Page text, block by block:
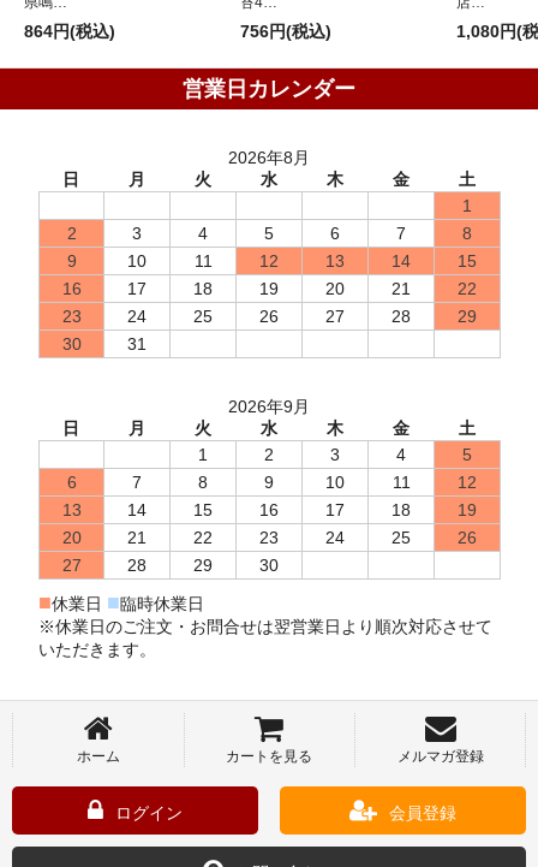
864円(税込) 756円(税込) 1,080円(
営業日カレンダー
2026年8月
日
月 火 水 木 金
土
1
2
3 4 5 6 7
8
9
10 11 12 13 14
15
16
17 18 19 20 21
22
23
24 25 26 27 28
29
30
31
2026年9月
日
月 火 水 木 金
土
1
2 3 4
5
6
7 8 9 10 11
12
13
14 15 16 17 18
19
20
21 22 23 24 25
26
27
28 29 30
■休業日 ■臨時休業日
※休業日のご注文・お問合せは翌営業日より順次対応させて
いただきます。
ホーム カートを見る メルマガ登録
ログイン 会員登録